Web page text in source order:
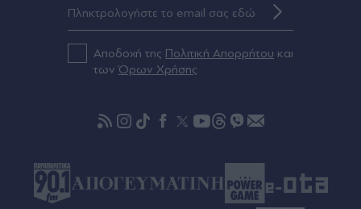
Πριν 40 λεπτά
Φωτιά στη Βοιωτία: Προφυλακίστηκαν ο
δήμαρχος Στυλίδας και ακόμη δύο
πάρκο - Το πόρισμα της Πυροσβεστικής
Αποδοχή της Πολιτική Απορρήτου και
τωνΌρων Χρήσης